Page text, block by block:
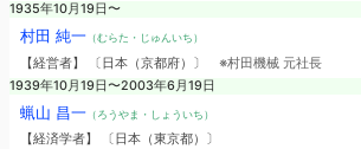
1935年10月19日〜
村田 純一（むらた・じゅんいち）
【経営者】 〔日本（京都府）〕 ※村田機械 元社長
1939年10月19日〜2003年6月19日
蝋山 昌一（ろうやま・しょういち）
【経済学者】 〔日本（東京都）〕